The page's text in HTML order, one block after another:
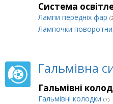
Система
Лампи передніх фар
Лампочки
Гальмівна
Гальмівні
Гальмівні колодки (7)